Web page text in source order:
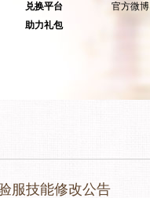
兑换平台
助力礼包
官方微博
服技能修改公告